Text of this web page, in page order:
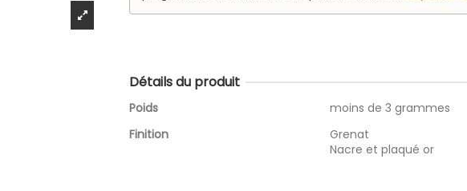
Détails du produit
Poids
moins de 3 grammes
Finition
Grenat
Nacre et plaqué or